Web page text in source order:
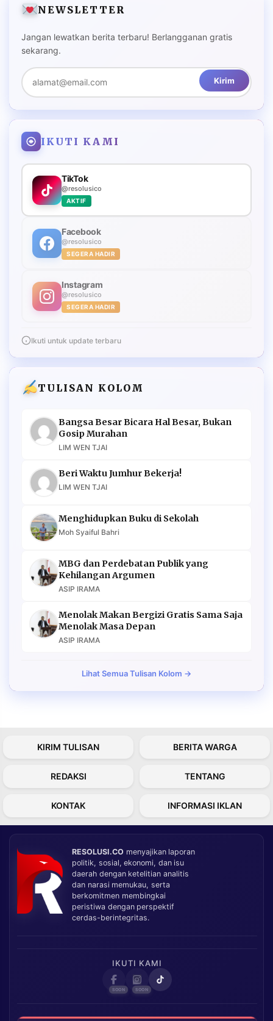
NEWSLETTER
Jangan lewatkan berita terbaru! Berlangganan gratis
sekarang.
Kirim
IKUTI KAMI
TikTok
@resolusico
AKTIF
Facebook
@resolusico
SEGERA HADIR
Instagram
@resolusico
SEGERA HADIR
Ikuti untuk update terbaru
TULISAN KOLOM
Bangsa Besar Bicara Hal Besar, Bukan
Gosip Murahan
LIM WEN TJAI
Beri Waktu Jumhur Bekerja!
LIM WEN TJAI
Menghidupkan Buku di Sekolah
Moh Syaiful Bahri
MBG dan Perdebatan Publik yang
Kehilangan Argumen
ASIP IRAMA
Menolak Makan Bergizi Gratis Sama Saja
Menolak Masa Depan
ASIP IRAMA
Lihat Semua Tulisan Kolom →
KIRIM TULISAN BERITA WARGA
REDAKSI TENTANG
KONTAK INFORMASI IKLAN
RESOLUSI.CO menyajikan laporan
politik, sosial, ekonomi, dan isu
daerah dengan ketelitian analitis
dan narasi memukau, serta
berkomitmen membingkai
peristiwa dengan perspektif
cerdas-berintegritas.
IKUTI KAMI